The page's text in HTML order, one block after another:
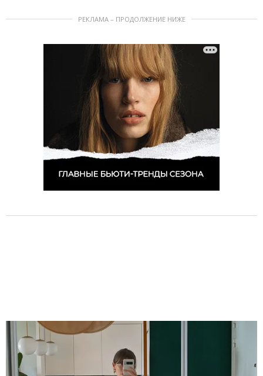
РЕКЛАМА – ПРОДОЛЖЕНИЕ НИЖЕ